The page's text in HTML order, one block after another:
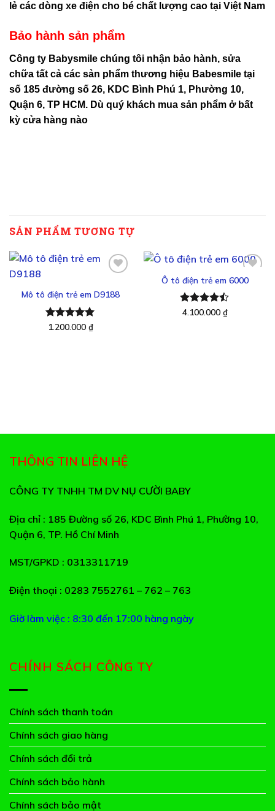
lẻ các dòng xe điện cho bé chất lượng cao tại Việt Nam
Bảo hành sản phẩm
Công ty Babysmile chúng tôi nhận bảo hành, sửa
chữa tất cả các sản phẩm thương hiệu Babesmile tại
số 185 đường số 26, KDC Bình Phú 1, Phường 10,
Quận 6, TP HCM. Dù quý khách mua sản phẩm ở bất
kỳ cửa hàng nào
SẢN PHẨM TƯƠNG TỰ
Mô tô điện trẻ em D9188
Được xếp
1.200.000 ₫
Ô tô điện trẻ em 6000
Được xếp
4.100.000 ₫
THÔNG TIN LIÊN HỆ
CÔNG TY TNHH TM DV NỤ CƯỜI BABY
Địa chỉ : 185 Đường số 26, KDC Bình Phú 1, Phường 10,
Quận 6, TP. Hồ Chí Minh
MST/GPKD : 0313311719
Điện thoại : 0283 7552761 – 762 – 763
Giờ làm việc : 8:30 đến 17:00 hàng ngày
CHÍNH SÁCH CÔNG TY
Chính sách thanh toán
Chính sách giao hàng
Chính sách đổi trả
Chính sách bảo hành
Chính sách bảo mật